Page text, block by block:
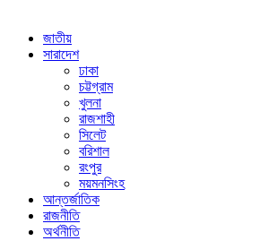
জাতীয়
সারাদেশ
ঢাকা
চট্টগ্রাম
খুলনা
রাজশাহী
সিলেট
বরিশাল
রংপুর
ময়মনসিংহ
আন্তর্জাতিক
রাজনীতি
অর্থনীতি